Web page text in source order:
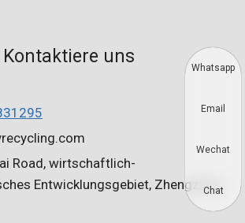
Kontaktiere uns
Road, wirtschaftlich-
Entwicklungsgebiet, Zhengzhou,
Whatsapp
Email
Wechat
Chat